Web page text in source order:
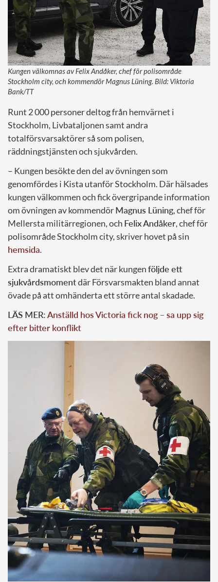
Kungen välkomnas av Felix Andåker, chef för polisområde
Stockholm city, och kommendör Magnus Lüning. Bild: Viktoria
Bank/TT
Runt 2 000 personer deltog från hemvärnet i
Stockholm, Livbataljonen samt andra
totalförsvarsaktörer så som polisen,
räddningstjänsten och sjukvården.
– Kungen besökte den del av övningen som
genomfördes i Kista utanför Stockholm. Där hälsades
kungen välkommen och fick övergripande information
om övningen av kommendörMagnus Lüning, chef för
Mellersta militärregionen, och Felix Andåker, chef för
polisområde Stockholm city, skriver hovet på sin
hemsida.
Extra dramatiskt blev det när kungenföljde ett
sjukvårdsmomentdär Försvarsmakten bland annat
övade på att omhänderta ett större antal skadade.
LÄS MER:Anställd hos Victoria fick nog – sa upp sig
efter bitter konflikt